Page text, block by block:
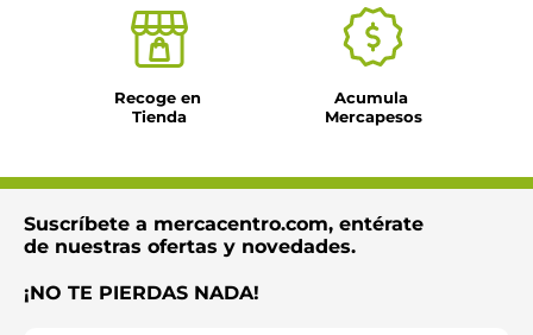
Recoge en
Tienda
Acumula
Mercapesos
Suscríbete a mercacentro.com, entérate
de nuestras ofertas y novedades.
¡NO TE PIERDAS NADA!